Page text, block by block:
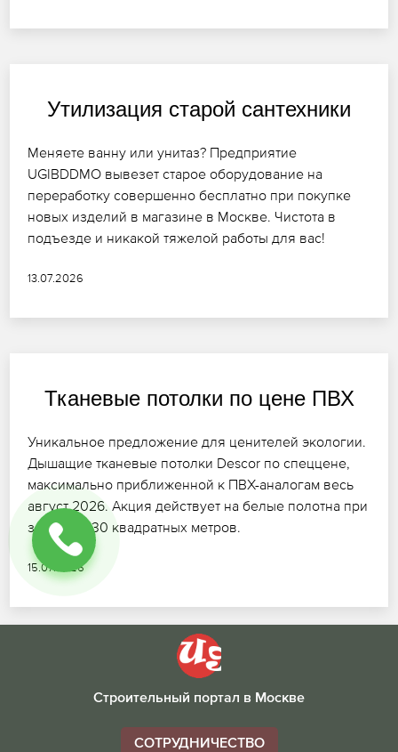
Утилизация старой сантехники
Меняете ванну или унитаз? Предприятие
UGIBDDMO вывезет старое оборудование на
переработку совершенно бесплатно при покупке
новых изделий в магазине в Москве. Чистота в
подъезде и никакой тяжелой работы для вас!
13.07.2026
Тканевые потолки по цене ПВХ
Уникальное предложение для ценителей экологии.
Дышащие тканевые потолки Descor по спеццене,
максимально приближенной к ПВХ-аналогам весь
август 2026. Акция действует на белые полотна при
заказе от 30 квадратных метров.
15.07.2026
Строительный портал в Москве
СОТРУДНИЧЕСТВО